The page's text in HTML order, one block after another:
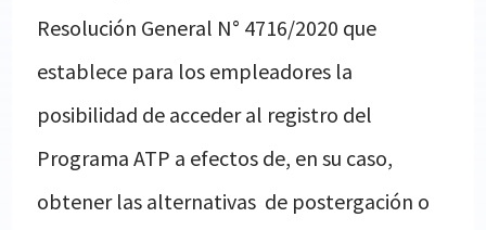
Resolución General N° 4716/2020 que
establece para los empleadores la
posibilidad de acceder al registro del
Programa ATP a efectos de, en su caso,
obtener las alternativas de postergación o